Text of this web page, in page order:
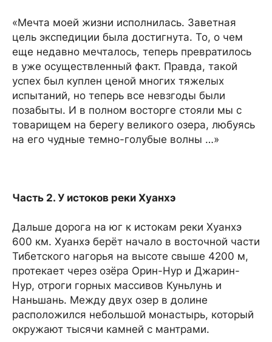
«Мечта моей жизни исполнилась. Заветная
цель экспедиции была достигнута. То, о чем
еще недавно мечталось, теперь превратилось
в уже осуществленный факт. Правда, такой
успех был куплен ценой многих тяжелых
испытаний, но теперь все невзгоды были
позабыты. И в полном восторге стояли мы с
товарищем на берегу великого озера, любуясь
на его чудные темно-голубые волны …»
Часть 2. У истоков реки Хуанхэ
Дальше дорога на юг к истокам реки Хуанхэ
600 км. Хуанхэ берёт начало в восточной части
Тибетского нагорья на высоте свыше 4200 м,
протекает через озёра Орин-Нур и Джарин-
Нур, отроги горных массивов Куньлунь и
Наньшань. Между двух озер в долине
расположился небольшой монастырь, который
окружают тысячи камней с мантрами.